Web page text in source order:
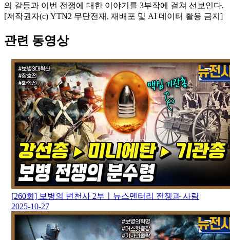
의 갈등과 이번 전쟁에 대한 이야기를 3부작에 걸쳐 선보인다.
[저작권자(c) YTN2 무단전재, 재배포 및 AI 데이터 활용 금지]
관련 동영상
[260회] 보병의 변천사 2부ㅣ뉴스멘터리 전쟁과 사람
2025-10-27